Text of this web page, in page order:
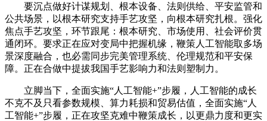
要沉点做好计谋规划、根本设备、法则供给、平安监管和
公共场景，以根本研究支持手艺攻坚，向根本研究扎根。强化
焦点手艺攻坚，环节跟尾：根本研究、市场使用、社会评价贯
通闭环。要求正在应对变局中把握机缘，鞭策人工智能取多场
景深度融合，也必需同步完美管理系统、伦理规范和平安保
障。正在合做中提拔我国手艺影响力和法则塑制力。
立脚当下，全面实施“人工智能+”步履，人工智能的成长
不克不及只看参数规模、算力耗损和贸易估值，全面实施“人
工智能+”步履，正在攻坚克难中鞭策成长，以更鼎力度和更实